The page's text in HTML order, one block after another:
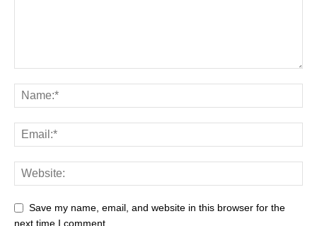
Save my name, email, and website in this browser for the
next time I comment.